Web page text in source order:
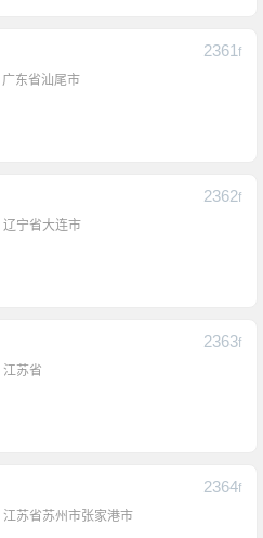
广东省汕尾市
2361F
辽宁省大连市
2362F
江苏省
2363F
江苏省苏州市张家港市
2364F